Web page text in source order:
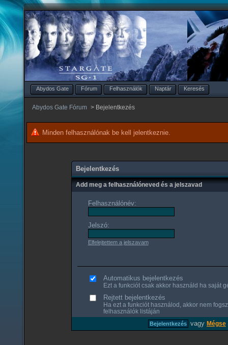
Abydos Gate Fórum Felhasználók Naptár Keresés
Abydos Gate Fórum > Bejelentkezés
Minden felhasználónak be kell jelentkeznie.
Bejelentkezés
Add meg a felhasználóneved és a jelszavad
Felhasználónév:
Jelszó:
Elfelejtettem a jelszavam
Automatikus bejelentkezés
Ezt a funkciót csak akkor használd ha saját
Rejtett bejelentkezés
Ha ezt a funkciót használod, akkor nem
felhasználók listáján
vagy Mégse